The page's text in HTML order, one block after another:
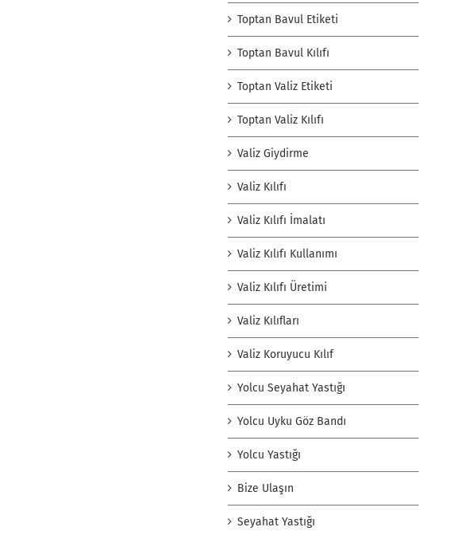
Toptan Bavul Etiketi
Toptan Bavul Kılıfı
Toptan Valiz Etiketi
Toptan Valiz Kılıfı
Valiz Giydirme
Valiz Kılıfı
Valiz Kılıfı İmalatı
Valiz Kılıfı Kullanımı
Valiz Kılıfı Üretimi
Valiz Kılıfları
Valiz Koruyucu Kılıf
Yolcu Seyahat Yastığı
Yolcu Uyku Göz Bandı
Yolcu Yastığı
Bize Ulaşın
Seyahat Yastığı